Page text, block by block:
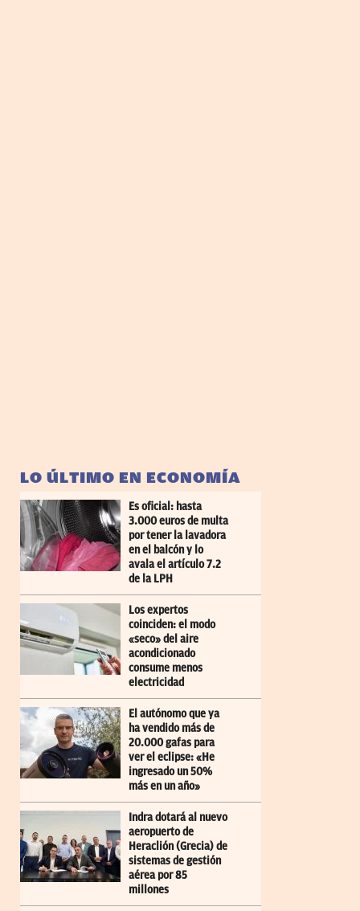
LO ÚLTIMO EN ECONOMÍA
Es oficial: hasta
3.000 euros de multa
por tener la lavadora
en el balcón y lo
avala el artículo 7.2
de la LPH
Los expertos
coinciden: el modo
«seco» del aire
acondicionado
consume menos
electricidad
El autónomo que ya
ha vendido más de
20.000 gafas para
ver el eclipse: «He
ingresado un 50%
más en un año»
Indra dotará al nuevo
aeropuerto de
Heraclión (Grecia) de
sistemas de gestión
aérea por 85
millones